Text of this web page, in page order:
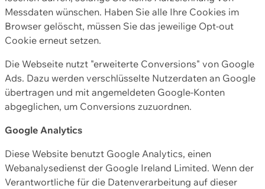
Messdaten wünschen. Haben Sie alle Ihre Cookies im
Browser gelöscht, müssen Sie das jeweilige Opt-out
Cookie erneut setzen.
Die Webseite nutzt "erweiterte Conversions" von Google
Ads. Dazu werden verschlüsselte Nutzerdaten an Google
übertragen und mit angemeldeten Google-Konten
abgeglichen, um Conversions zuzuordnen.
Google Analytics
Diese Website benutzt Google Analytics, einen
Webanalysedienst der Google Ireland Limited. Wenn der
Verantwortliche für die Datenverarbeitung auf dieser